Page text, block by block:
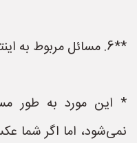
**6. مسائل مربوط به اینترنت و شبکه‌های تلفن همراه:**
* این مورد به طور
نمی‌شود، اما اگر شما